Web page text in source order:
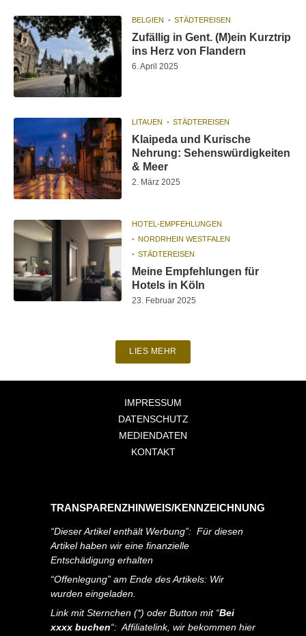
BELGIEN STÄDTEREISEN
Zufällig in Gent. (M)ein Kurztrip
ins Herz von Flandern
6. April 2025
LITAUEN STÄDTEREISEN
Klaipeda und Kurische
Nehrung: Sehenswürdigkeiten
& Meer
2. März 2025
HOTEL-EMPFEHLUNGEN
NORDRHEIN WESTFALEN
STÄDTEREISEN
Meine Empfehlungen für
Hotels in Köln
23. Februar 2025
LIES MEHR
IMPRESSUM
DATENSCHUTZ
MEDIENDATEN
KONTAKT
TRANSPARENZHINWEIS/KENNZEICHNUNG
“Dieser Artikel enthält Werbung”: Für diesen
Artikel haben wir eine finanzielle
Entschädigung erhalten
“Offenlegung” am Ende des Artikels: Wir
wurden eingeladen.
Link mit Sternchen (*) oder Button mit “Bei
xxxx buchen“: Affiliatelink, wir bekommen hier